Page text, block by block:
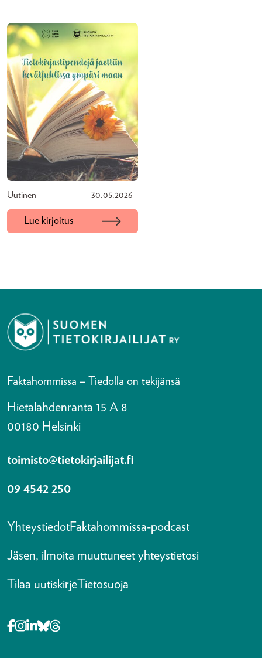
Uutinen 30.05.2026
Lue kirjoitus
Faktahommissa – Tiedolla on tekijänsä
Hietalahdenranta 15 A 8
00180 Helsinki
toimisto@tietokirjailijat.fi
09 4542 250
YhteystiedotFaktahommissa-podcast
Jäsen, ilmoita muuttuneet yhteystietosi
Tilaa uutiskirjeTietosuoja
Opens in a new tab Facebook-f
Opens in a new tab Instagram
Opens in a new tab Linkedin-in
Opens in a new tab Bluesky